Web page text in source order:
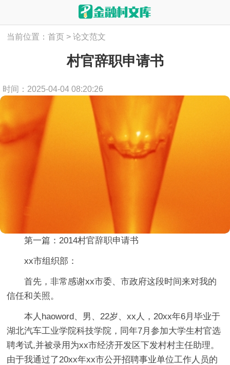
当前位置：首页 > 论文范文
村官辞职申请书
时间：2025-04-04 08:20:26
第一篇：2014村官辞职申请书
xx市组织部：
首先，非常感谢xx市委、市政府这段时间来对我的
信任和关照。
本人haoword、男、22岁、xx人，20xx年6月毕业于
湖北汽车工业学院科技学院，同年7月参加大学生村官选
聘考试,并被录用为xx市经济开发区下发村村主任助理。
由于我通过了20xx年xx市公开招聘事业单位工作人员的